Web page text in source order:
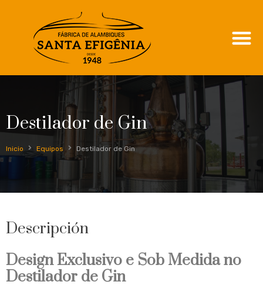
Destilador de Gin
Inicio Equipos Destilador de Gin
Descripción
Design Exclusivo e Sob Medida no
Destilador de Gin